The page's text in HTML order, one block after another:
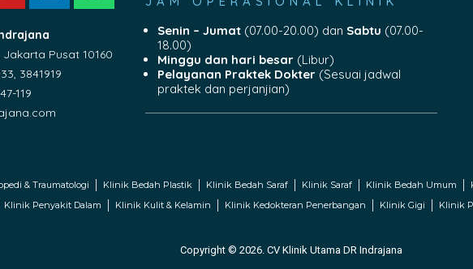
Jakarta Pusat 10160
3841919
119
Senin – Jumat(07.00-20.00) dan Sabtu (07.00-
18.00)
Minggu dan hari besar(Libur)
Pelayanan Praktek Dokter(Sesuai jadwal
praktek dan perjanjian)
& Traumatologi Klinik Bedah Plastik Klinik Bedah Saraf Klinik Saraf Klinik Bedah Umum
Klinik Penyakit Dalam Klinik Kulit & Kelamin Klinik Kedokteran Penerbangan Klinik Gigi Klinik
Copyright © 2026. CV Klinik Utama DR Indrajana